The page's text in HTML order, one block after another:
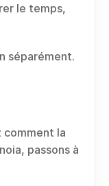
le temps,
séparément.
comment la
passons à